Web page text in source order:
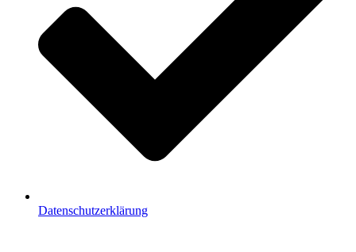
Datenschutzerklärung